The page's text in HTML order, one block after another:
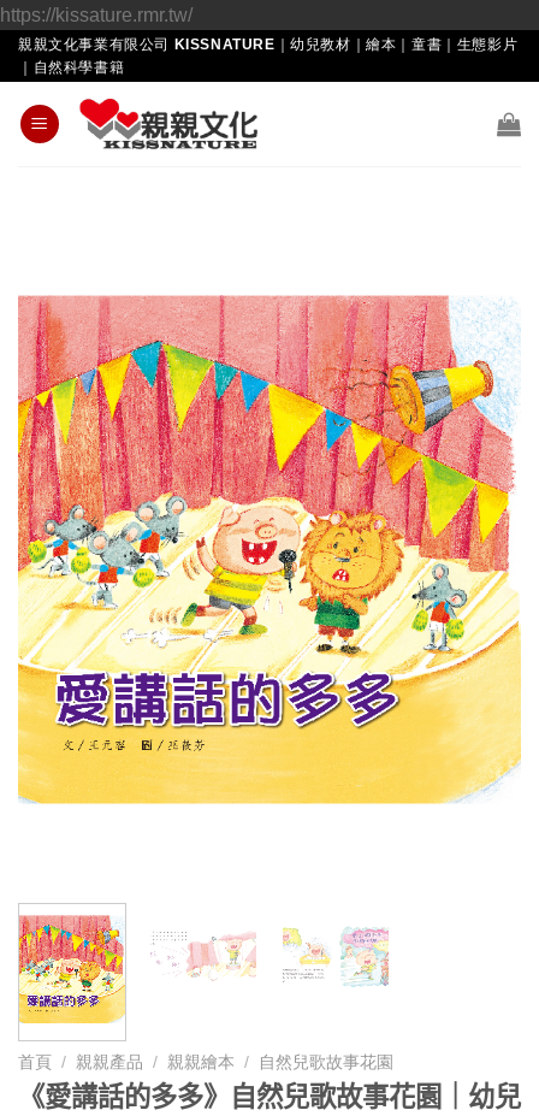
https://kissature.rmr.tw/Skip
to
親親文化事業有限公司 KISSNATURE｜幼兒教材｜繪本｜童書｜生態影片
｜自然科學書籍
首頁 / 親親產品 / 親親繪本 / 自然兒歌故事花園
《愛講話的多多》自然兒歌故事花園｜幼兒